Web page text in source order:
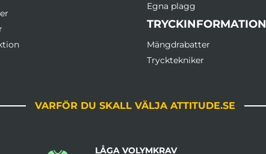
Egna plagg
TRYCKINFORMATION
Mängdrabatter
Trycktekniker
VARFÖR DU SKALL VÄLJA ATTITUDE.SE
LÅGA VOLYMKRAV